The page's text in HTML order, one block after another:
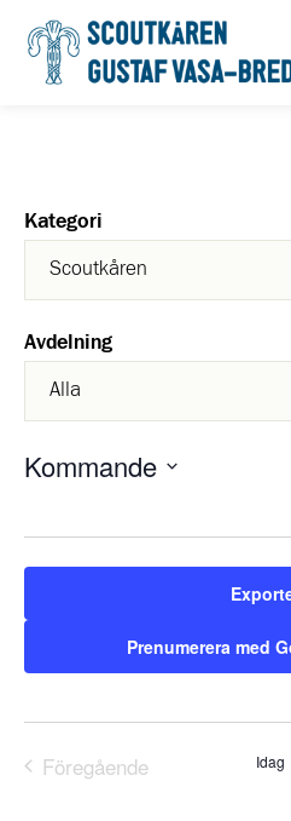
Kategori
Avdelning
Kommande
datum.
Prenumerera med
Föregående
Idag